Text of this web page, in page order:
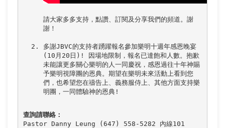
請大家多多支持，點讚、訂閱及分享我們的頻道。謝
多謝JBVC的支持者踴躍報名參加樂明十週年感恩晚宴
(10月20日)! 因場地限制，報名已達飽和人數。抱歉
未能讓更多關心樂明的人一同慶祝，感恩過往十年神賜
予樂明視障團的恩典。期望在樂明未來活動上看到您
們，也希望您在禱告上、義務服侍上、其他方面支持樂
查詢請聯絡：
Pastor Danny Leung (647) 558-5282 內線101